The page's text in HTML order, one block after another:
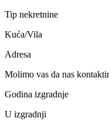
Tip nekretnine
Kuća/Vila
Adresa
Molimo vas da nas
Godina izgradnje
U izgradnji